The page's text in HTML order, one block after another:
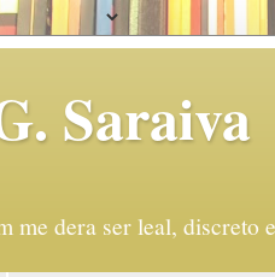
Saraiva
me dera ser leal,